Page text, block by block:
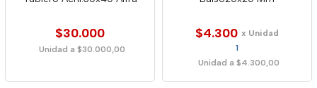
$30.000
Unidad a $30.000,00
$4.300 x Unidad
1
Unidad a $4.300,00